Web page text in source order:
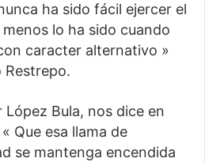
ha sido fácil ejercer el
lo ha sido cuando
caracter alternativo »
Restrepo.
Bula, nos dice en
Que esa llama de
se mantenga encendida